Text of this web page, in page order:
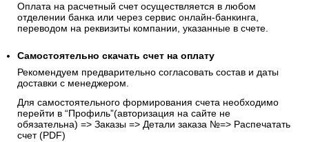
Оплата на расчетный счет осуществляется в любом
отделении банка или через сервис онлайн-банкинга,
переводом на реквизиты компании, указанные в счете.
Самостоятельно скачать счет на оплату
Рекомендуем предварительно согласовать состав и даты
доставки с менеджером.
Для самостоятельного формирования счета необходимо
перейти в “Профиль”(авторизация на сайте не
обязательна) => Заказы => Детали заказа №=> Распечатать
счет (PDF)